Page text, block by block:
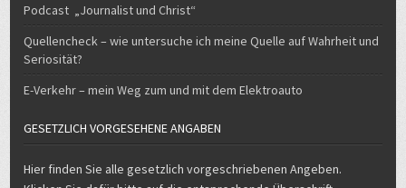
Podcast „Journalist und Christ“
Quellencheck – wie untersuche ich meine Quelle auf Wahrheit und
Seriosität?
E-Verkehr – mein Weg zum und mit dem Elektroauto
GESETZLICH VORGESEHENE ANGABEN
Hier finden Sie alle gesetzlich vorgeschriebenen Angeben.